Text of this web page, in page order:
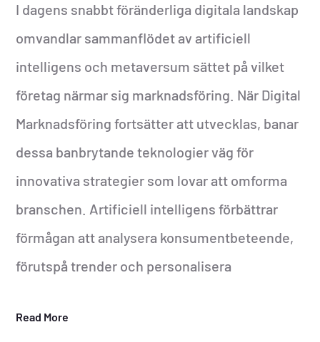
I dagens snabbt föränderliga digitala landskap
omvandlar sammanflödet av artificiell
intelligens och metaversum sättet på vilket
företag närmar sig marknadsföring. När Digital
Marknadsföring fortsätter att utvecklas, banar
dessa banbrytande teknologier väg för
innovativa strategier som lovar att omforma
branschen. Artificiell intelligens förbättrar
förmågan att analysera konsumentbeteende,
förutspå trender och personalisera
Read More